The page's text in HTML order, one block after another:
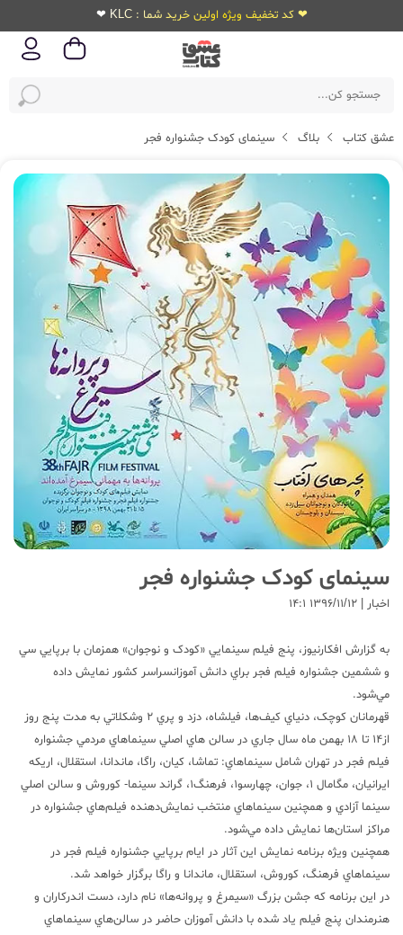
❤ کد تخفیف ویژه اولین خرید شما : KLC ❤
عشق کتاب بلاگ سینمای کودک جشنواره فجر
سینمای کودک جشنواره فجر
اخبار | ۱۳۹۶/۱۱/۱۲ ۱۴:۱
به گزارش افکارنيوز، پنج فيلم سينمايي «کودک و نوجوان» همزمان با برپايي سي
و ششمين جشنواره فيلم فجر براي دانش آموزانسراسر کشور نمايش داده
مي‌شود.
قهرمانان کوچک، دنياي کيف‌ها، فيلشاه، دزد و پري 2 وشکلاتي به مدت پنج روز
از14 تا 18 بهمن ماه سال جاري در سالن هاي اصلي سينماهاي مردمي جشنواره
فيلم فجر در تهران شامل سينماهاي: تماشا، کيان، راگا، ماندانا، استقلال، اريکه
ايرانيان، مگامال 1، جوان، چهارسو1، فرهنگ1، گراند سينما- کوروش و سالن اصلي
سينما آزادي و همچنين سينماهاي منتخب نمايش‌دهنده فيلم‌هاي جشنواره در
مراکز استان‌ها نمايش داده مي‌شود.
همچنين ويژه برنامه نمايش اين آثار در ايام برپايي جشنواره فيلم فجر در
سينماهاي فرهنگ، کوروش، استقلال، ماندانا و راگا برگزار خواهد شد.
در اين برنامه که جشن بزرگ «سيمرغ و پروانه‌ها» نام دارد، دست اندرکاران و
هنرمندان پنج فيلم ياد شده با دانش آموزان حاضر در سالن‌هاي سينماهاي